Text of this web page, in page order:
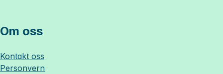
Om oss
Kontakt oss
Personvern